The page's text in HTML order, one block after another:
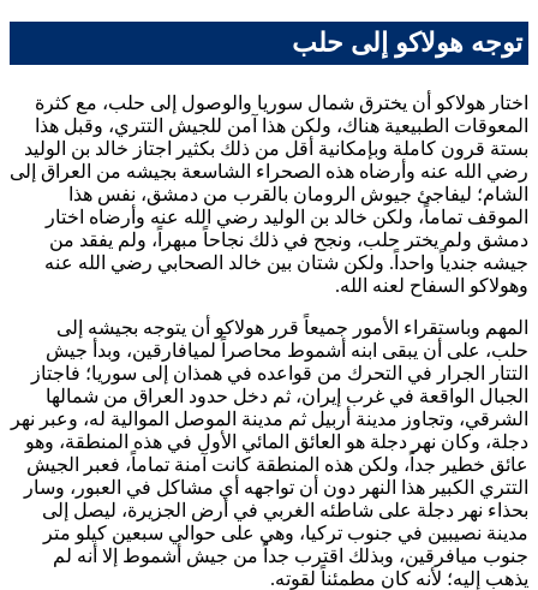
توجه هولاكو إلى حلب
اختار هولاكو أن يخترق شمال سوريا والوصول إلى حلب، مع كثرة
المعوقات الطبيعية هناك، ولكن هذا آمن للجيش التتري، وقبل هذا
بستة قرون كاملة وبإمكانية أقل من ذلك بكثير اجتاز خالد بن الوليد
رضي الله عنه وأرضاه هذه الصحراء الشاسعة بجيشه من العراق إلى
الشام؛ ليفاجئ جيوش الرومان بالقرب من دمشق، نفس هذا
الموقف تماماً، ولكن خالد بن الوليد رضي الله عنه وأرضاه اختار
دمشق ولم يختر حلب، ونجح في ذلك نجاحاً مبهراً، ولم يفقد من
جيشه جندياً واحداً. ولكن شتان بين خالد الصحابي رضي الله عنه
وهولاكو السفاح لعنه الله.
المهم وباستقراء الأمور جميعاً قرر هولاكو أن يتوجه بجيشه إلى
حلب، على أن يبقى ابنه أشموط محاصراً لميافارقين، وبدأ جيش
التتار الجرار في التحرك من قواعده في همذان إلى سوريا؛ فاجتاز
الجبال الواقعة في غرب إيران، ثم دخل حدود العراق من شمالها
الشرقي، وتجاوز مدينة أربيل ثم مدينة الموصل الموالية له، وعبر نهر
دجلة، وكان نهر دجلة هو العائق المائي الأول في هذه المنطقة، وهو
عائق خطير جداً، ولكن هذه المنطقة كانت آمنة تماماً، فعبر الجيش
التتري الكبير هذا النهر دون أن تواجهه أي مشاكل في العبور، وسار
بحذاء نهر دجلة على شاطئه الغربي في أرض الجزيرة، ليصل إلى
مدينة نصيبين في جنوب تركيا، وهي على حوالي سبعين كيلو متر
جنوب ميافرقين، وبذلك اقترب جداً من جيش أشموط إلا أنه لم
يذهب إليه؛ لأنه كان مطمئناً لقوته.